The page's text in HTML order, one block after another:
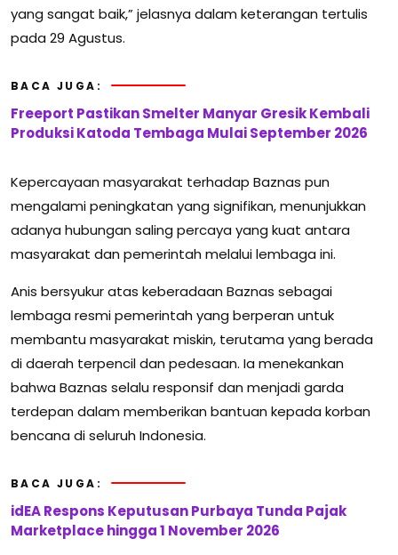
yang sangat baik,” jelasnya dalam keterangan tertulis
pada 29 Agustus.
BACA JUGA:
Freeport Pastikan Smelter Manyar Gresik Kembali
Produksi Katoda Tembaga Mulai September 2026
Kepercayaan masyarakat terhadap Baznas pun
mengalami peningkatan yang signifikan, menunjukkan
adanya hubungan saling percaya yang kuat antara
masyarakat dan pemerintah melalui lembaga ini.
Anis bersyukur atas keberadaan Baznas sebagai
lembaga resmi pemerintah yang berperan untuk
membantu masyarakat miskin, terutama yang berada
di daerah terpencil dan pedesaan. Ia menekankan
bahwa Baznas selalu responsif dan menjadi garda
terdepan dalam memberikan bantuan kepada korban
bencana di seluruh Indonesia.
BACA JUGA:
idEA Respons Keputusan Purbaya Tunda Pajak
Marketplace hingga 1 November 2026